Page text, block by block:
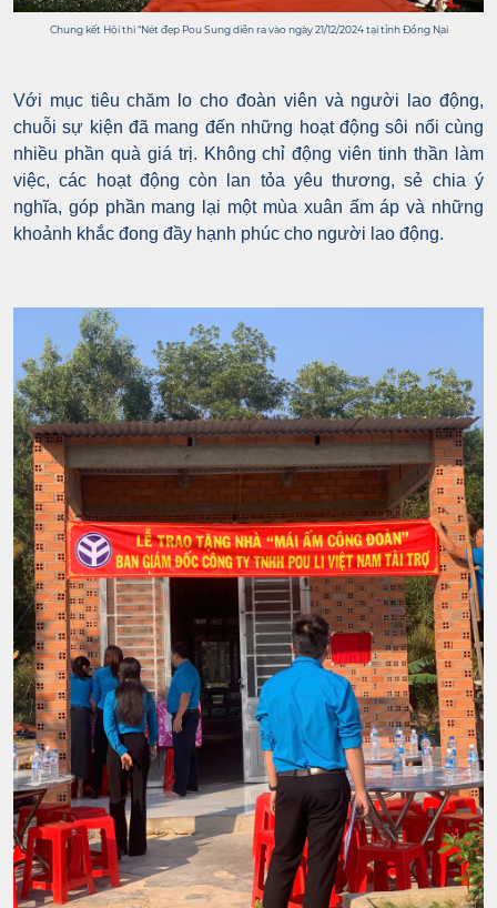
Chung kết Hội thi “Nét đẹp Pou Sung diễn ra vào ngày 21/12/2024 tại tỉnh Đồng Nai
Với mục tiêu chăm lo cho đoàn viên và người lao động,
chuỗi sự kiện đã mang đến những hoạt động sôi nổi cùng
nhiều phần quà giá trị. Không chỉ động viên tinh thần làm
việc, các hoạt động còn lan tỏa yêu thương, sẻ chia ý
nghĩa, góp phần mang lại một mùa xuân ấm áp và những
khoảnh khắc đong đầy hạnh phúc cho người lao động.